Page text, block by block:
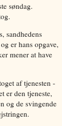
søndag.
sandhedens
er hans opgave,
mener at have
af tjenesten -
er den tjeneste,
og de svingende